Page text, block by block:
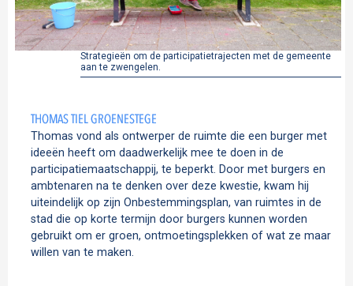
Strategieën om de participatietrajecten met de gemeente
aan te zwengelen.
THOMAS TIEL GROENESTEGE
Thomas vond als ontwerper de ruimte die een burger met
ideeën heeft om daadwerkelijk mee te doen in de
participatiemaatschappij, te beperkt. Door met burgers en
ambtenaren na te denken over deze kwestie, kwam hij
uiteindelijk op zijn Onbestemmingsplan, van ruimtes in de
stad die op korte termijn door burgers kunnen worden
gebruikt om er groen, ontmoetingsplekken of wat ze maar
willen van te maken.